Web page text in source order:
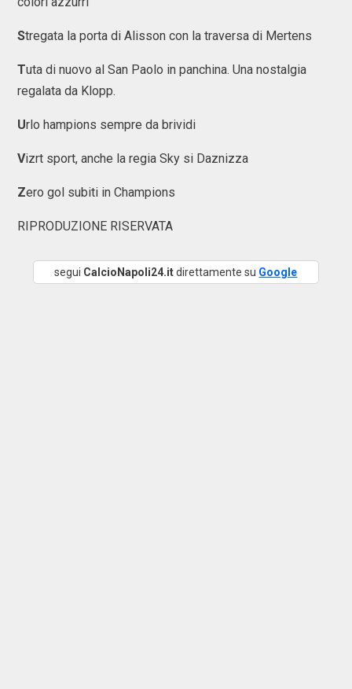
Stregata la porta di Alisson con la traversa di Mertens
Tuta di nuovo al San Paolo in panchina. Una nostalgia
regalata da Klopp.
Urlo hampions sempre da brividi
Vizrt sport, anche la regia Sky si Daznizza
Zero gol subiti in Champions
RIPRODUZIONE RISERVATA
segui CalcioNapoli24.itdirettamente su Google